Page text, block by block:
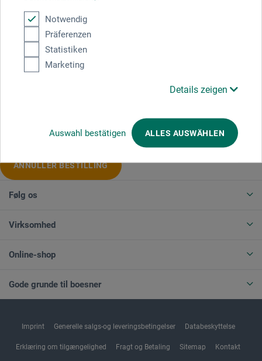
Notwendig
Präferenzen
Statistiken
Marketing
Details zeigen
Auswahl bestätigen ALLES AUSWÄHLEN
Betalingsmetoder
ANNULLER BESTILLING
Følg os
Virksomhed
Online-shop
Gode grunde til boesner
Imprint Generelle salgs-og leveringsbetingelser Databeskyttelse
Erklæring om tilgængelighed Fragt og Betaling Sitemap Kontakt